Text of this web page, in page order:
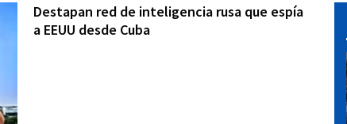
Destapan red de inteligencia rusa que espía
a EEUU desde Cuba